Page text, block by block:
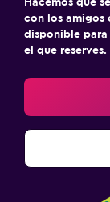
con los amigos
disponible para
el que reserves.